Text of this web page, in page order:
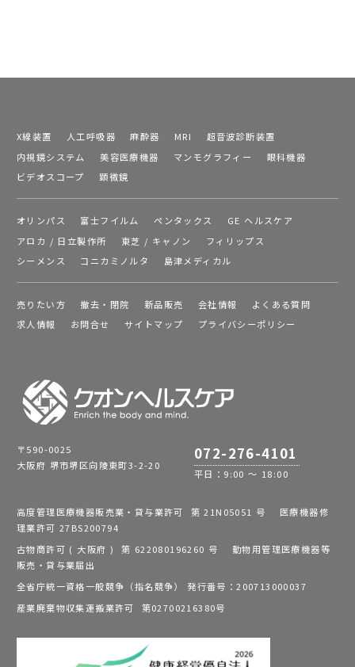
X線装置 人工呼吸器 麻酔器 MRI
超音波診断装置
内視鏡システム
美容医療機器 マンモグラフィー
眼科機器
ビデオスコープ
顕微鏡
オリンパス 富士フイルム ペンタックス
GE ヘルスケア
アロカ / 日立製作所
東芝 / キャノン
フィリップス
シーメンス
コニカミノルタ 島津メディカル
売りたい方 撤去・閉院 新品販売 会社情報
よくある質問
求人情報
お問合せ サイトマップ プライバシーポリシー
〒590-0025
大阪府 堺市堺区向陵東町3-2-20
072-276-4101
平日：9:00 ～ 18:00
高度管理医療機器販売業・貸与業許可 第 21N05051 号 医療機器修
理業許可 27BS200794
古物商許可 ( 大阪府 ) 第 622080196260 号 動物用管理医療機器等
販売・貸与業届出
全省庁統一資格一般競争（指名競争） 発行番号：200713000037
産業廃棄物収集運搬業許可 第02700216380号